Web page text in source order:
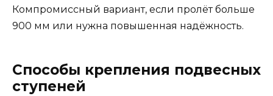
Компромиссный вариант, если пролёт больше
900 мм или нужна повышенная надёжность.
Способы крепления подвесных
ступеней